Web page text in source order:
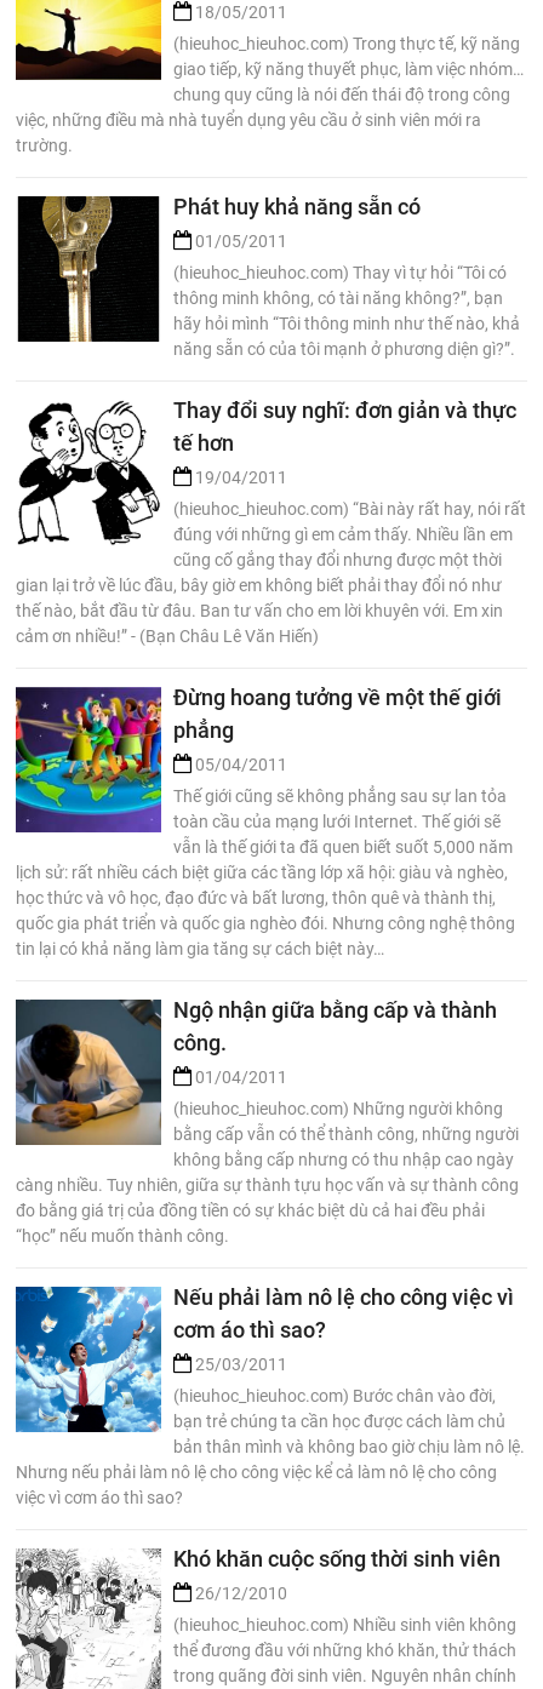
18/05/2011
(hieuhoc_hieuhoc.com) Trong thực tế, kỹ năng
giao tiếp, kỹ năng thuyết phục, làm việc nhóm…
chung quy cũng là nói đến thái độ trong công
việc, những điều mà nhà tuyển dụng yêu cầu ở sinh viên mới ra
trường.
Phát huy khả năng sẵn có
01/05/2011
(hieuhoc_hieuhoc.com) Thay vì tự hỏi “Tôi có
thông minh không, có tài năng không?”, bạn
hãy hỏi mình “Tôi thông minh như thế nào, khả
năng sẵn có của tôi mạnh ở phương diện gì?”.
Thay đổi suy nghĩ: đơn giản và thực
tế hơn
19/04/2011
(hieuhoc_hieuhoc.com) “Bài này rất hay, nói rất
đúng với những gì em cảm thấy. Nhiều lần em
cũng cố gắng thay đổi nhưng được một thời
gian lại trở về lúc đầu, bây giờ em không biết phải thay đổi nó như
thế nào, bắt đầu từ đâu. Ban tư vấn cho em lời khuyên với. Em xin
cảm ơn nhiều!” - (Bạn Châu Lê Văn Hiến)
Đừng hoang tưởng về một thế giới
phẳng
05/04/2011
Thế giới cũng sẽ không phẳng sau sự lan tỏa
toàn cầu của mạng lưới Internet. Thế giới sẽ
vẫn là thế giới ta đã quen biết suốt 5,000 năm
lịch sử: rất nhiều cách biệt giữa các tầng lớp xã hội: giàu và nghèo,
học thức và vô học, đạo đức và bất lương, thôn quê và thành thị,
quốc gia phát triển và quốc gia nghèo đói. Nhưng công nghệ thông
tin lại có khả năng làm gia tăng sự cách biệt này…
Ngộ nhận giữa bằng cấp và thành
công.
01/04/2011
(hieuhoc_hieuhoc.com) Những người không
bằng cấp vẫn có thể thành công, những người
không bằng cấp nhưng có thu nhập cao ngày
càng nhiều. Tuy nhiên, giữa sự thành tựu học vấn và sự thành công
đo bằng giá trị của đồng tiền có sự khác biệt dù cả hai đều phải
“học” nếu muốn thành công.
Nếu phải làm nô lệ cho công việc vì
cơm áo thì sao?
25/03/2011
(hieuhoc_hieuhoc.com) Bước chân vào đời,
bạn trẻ chúng ta cần học được cách làm chủ
bản thân mình và không bao giờ chịu làm nô lệ.
Nhưng nếu phải làm nô lệ cho công việc kể cả làm nô lệ cho công
việc vì cơm áo thì sao?
Khó khăn cuộc sống thời sinh viên
26/12/2010
(hieuhoc_hieuhoc.com) Nhiều sinh viên không
thể đương đầu với những khó khăn, thử thách
trong quãng đời sinh viên. Nguyên nhân chính